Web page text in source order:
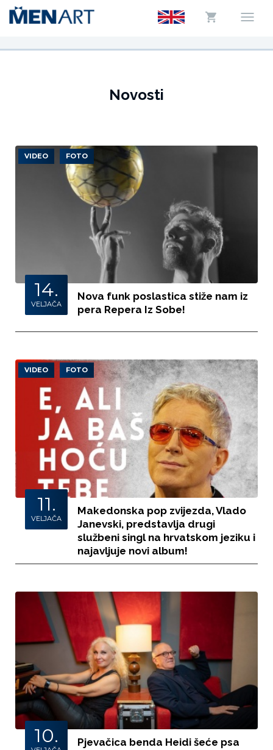
Novosti
VIDEO FOTO
14.
VELJAČA
Nova funk poslastica stiže nam iz
pera Repera Iz Sobe!
VIDEO FOTO
11.
VELJAČA
Makedonska pop zvijezda, Vlado
Janevski, predstavlja drugi
službeni singl na hrvatskom jeziku i
najavljuje novi album!
10.
Pjevačica benda Heidi šeće psa